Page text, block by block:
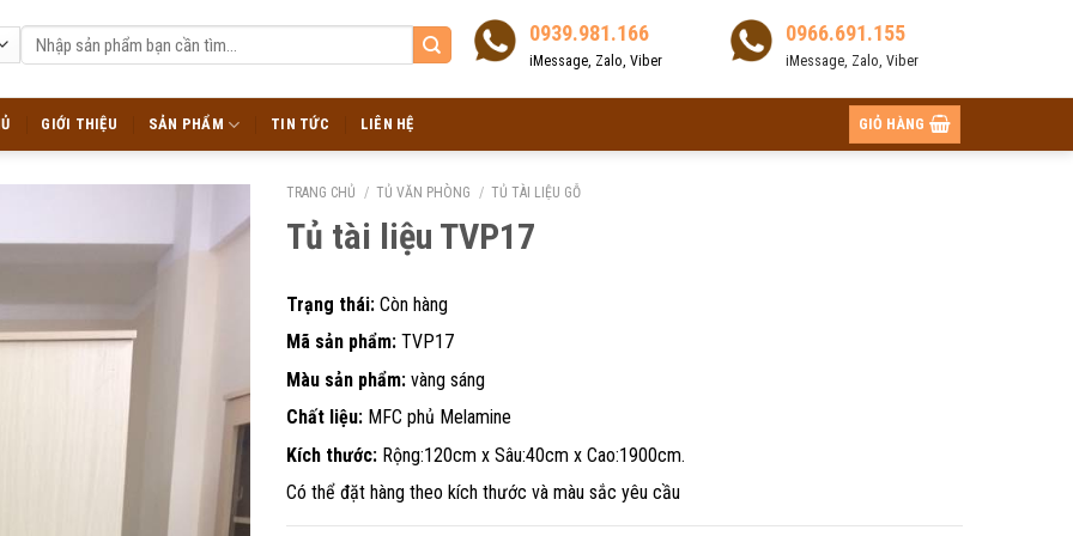
Tìm
kiếm:
0939.981.166
iMessage, Zalo, Viber
0966.691.155
iMessage, Zalo, Viber
GIỚI THIỆU SẢN PHẨM TIN TỨC LIÊN HỆ GIỎ HÀNG
TRANG CHỦ / TỦ VĂN PHÒNG / TỦ TÀI LIỆU GỖ
Tủ tài liệu TVP17
Trạng thái: Còn hàng
Mã sản phẩm: TVP17
Màu sản phẩm: vàng sáng
Chất liệu: MFC phủ Melamine
Kích thước: Rộng:120cm x Sâu:40cm x Cao:1900cm.
Có thể đặt hàng theo kích thước và màu sắc yêu cầu